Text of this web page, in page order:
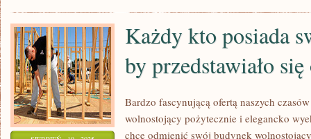
Każdy kto posiada
by przedstawiało
Bardzo fascynującą ofertą naszych
wolnostojący pożytecznie i elegancko
chce odmienić swój budynek